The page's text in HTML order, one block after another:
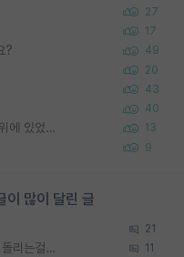
27
17
? 49
20
43
40
진짜 제발 적당히 똑똑한 박사과정이라도 위에 있었으면.. 13
9
이 많이 달린 글
21
왜 후배가 못하는걸 교수님은 내 책임으로 돌리는걸까요? 11